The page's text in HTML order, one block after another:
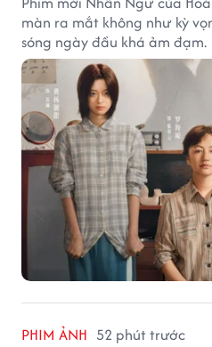
màn ra mắt không như kỳ
sóng ngày đầu khá ảm đạm.
PHIM ẢNH 52 phút trước